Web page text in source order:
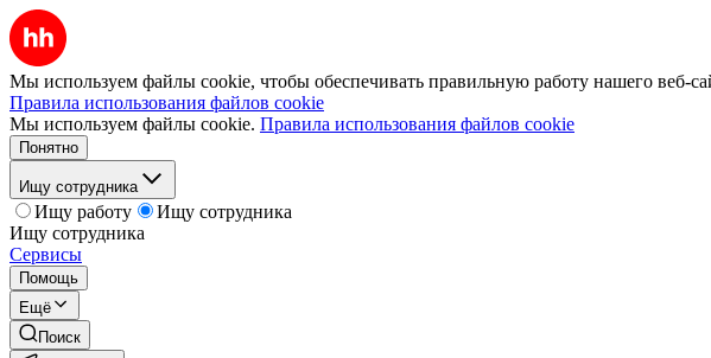
Мы используем файлы cookie, чтобы обеспечивать правильную работу нашего веб-
Правила использования файлов cookie
Мы используем файлы cookie. Правила использования файлов cookie
Понятно
Ищу сотрудника
Ищу работу
Ищу сотрудника
Ищу сотрудника
Сервисы
Помощь
Ещё
Поиск